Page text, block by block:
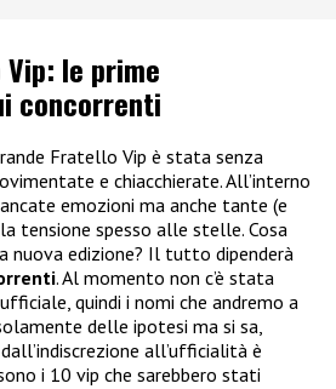
le prime
concorrenti
Fratello Vip è stata senza
e chiacchierate. All’interno
emozioni ma anche tante (e
tensione spesso alle stelle. Cosa
nuova edizione? Il tutto dipenderà
. Al momento non c’è stata
quindi i nomi che andremo a
delle ipotesi ma si sa,
all’ufficialità è
i 10 vip che sarebbero stati